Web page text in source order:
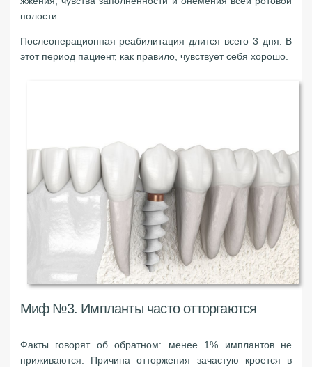
полости.
Послеоперационная реабилитация длится всего 3 дня. В
этот период пациент, как правило, чувствует себя хорошо.
Миф №3. Импланты часто отторгаются
Факты говорят об обратном: менее 1% имплантов не
приживаются. Причина отторжения зачастую кроется в